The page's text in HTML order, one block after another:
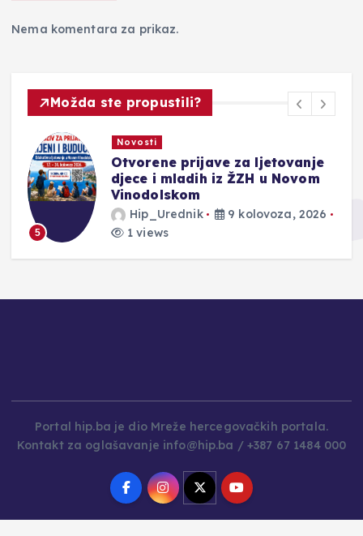
Nema komentara za prikaz.
Možda ste propustili?
5
Novosti
Otvorene prijave za ljetovanje
djece i mladih iz ŽZH u Novom
Vinodolskom
Hip_Urednik
9 kolovoza, 2026
1 views
Portal hip.ba je dio Mreže hercegovačkih portala.
Kontakt za oglašavanje info@hip.ba / +387 67 1484 000